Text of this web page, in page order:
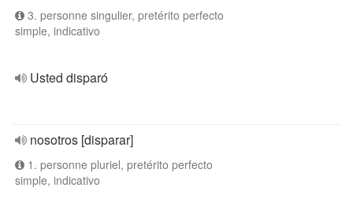
3. personne singulier, pretérito perfecto
simple, indicativo
Usted disparó
nosotros [disparar]
1. personne pluriel, pretérito perfecto
simple, indicativo